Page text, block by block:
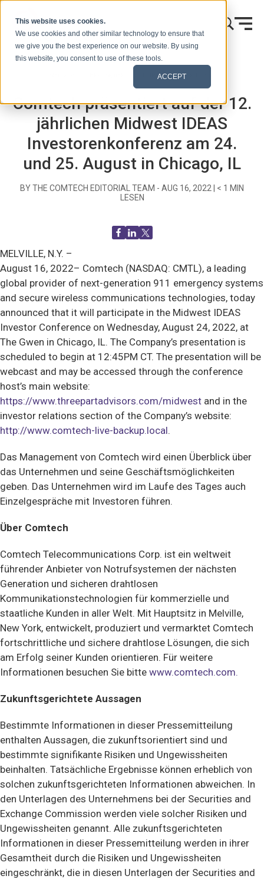
This website uses cookies.
We use cookies and other similar technology to ensure that
we give you the best experience on our website. By using
this website, you consent to use of these tools.
ACCEPT
Mitteilungen an die Presse
Comtech präsentiert auf der 12.
jährlichen Midwest IDEAS
Investorenkonferenz am 24.
und 25. August in Chicago, IL
BY THE COMTECH EDITORIAL TEAM - AUG 16, 2022 < 1 MIN
LESEN
MELVILLE, N.Y. –
August 16, 2022– Comtech (NASDAQ: CMTL), a leading
global provider of next-generation 911 emergency systems
and secure wireless communications technologies, today
announced that it will participate in the Midwest IDEAS
Investor Conference on Wednesday, August 24, 2022, at
The Gwen in Chicago, IL. The Company’s presentation is
scheduled to begin at 12:45PM CT. The presentation will be
webcast and may be accessed through the conference
host’s main website:
https://www.threepartadvisors.com/midwest and in the
investor relations section of the Company’s website:
http://www.comtech-live-backup.local.
Das Management von Comtech wird einen Überblick über
das Unternehmen und seine Geschäftsmöglichkeiten
geben. Das Unternehmen wird im Laufe des Tages auch
Einzelgespräche mit Investoren führen.
Über Comtech
Comtech Telecommunications Corp. ist ein weltweit
führender Anbieter von Notrufsystemen der nächsten
Generation und sicheren drahtlosen
Kommunikationstechnologien für kommerzielle und
staatliche Kunden in aller Welt. Mit Hauptsitz in Melville,
New York, entwickelt, produziert und vermarktet Comtech
fortschrittliche und sichere drahtlose Lösungen, die sich
am Erfolg seiner Kunden orientieren. Für weitere
Informationen besuchen Sie bitte www.comtech.com.
Zukunftsgerichtete Aussagen
Bestimmte Informationen in dieser Pressemitteilung
enthalten Aussagen, die zukunftsorientiert sind und
bestimmte signifikante Risiken und Ungewissheiten
beinhalten. Tatsächliche Ergebnisse können erheblich von
solchen zukunftsgerichteten Informationen abweichen. In
den Unterlagen des Unternehmens bei der Securities and
Exchange Commission werden viele solcher Risiken und
Ungewissheiten genannt. Alle zukunftsgerichteten
Informationen in dieser Pressemitteilung werden in ihrer
Gesamtheit durch die Risiken und Ungewissheiten
eingeschränkt, die in diesen Unterlagen der Securities and